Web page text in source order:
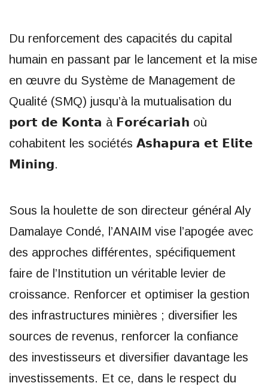
Du renforcement des capacités du capital
humain en passant par le lancement et la mise
en œuvre du Système de Management de
Qualité (SMQ) jusqu’à la mutualisation du
𝗽𝗼𝗿𝘁 𝗱𝗲 𝗞𝗼𝗻𝘁𝗮 à 𝗙𝗼𝗿𝗲́𝗰𝗮𝗿𝗶𝗮𝗵 où
cohabitent les sociétés 𝗔𝘀𝗵𝗮𝗽𝘂𝗿𝗮 𝗲𝘁 𝗘𝗹𝗶𝘁𝗲
𝗠𝗶𝗻𝗶𝗻𝗴.
Sous la houlette de son directeur général Aly
Damalaye Condé, l’ANAIM vise l’apogée avec
des approches différentes, spécifiquement
faire de l’Institution un véritable levier de
croissance. Renforcer et optimiser la gestion
des infrastructures minières ; diversifier les
sources de revenus, renforcer la confiance
des investisseurs et diversifier davantage les
investissements. Et ce, dans le respect du